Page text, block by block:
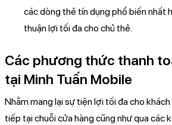
các dòng thẻ tín dụng phổ biến nhất
thuận lợi tối đa cho chủ thẻ.
Các phương thức thanh
tại Minh Tuấn Mobile
Nhằm mang lại sự tiện lợi tối đa cho
tiếp tại chuỗi cửa hàng cũng như qua các